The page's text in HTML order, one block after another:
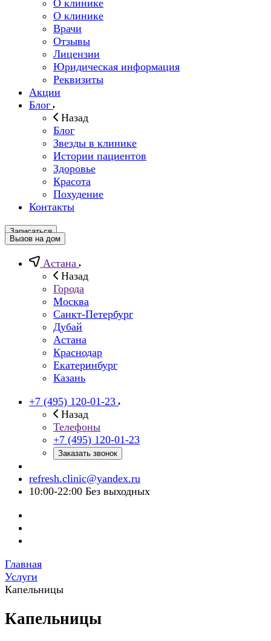
О клинике
О клинике
Врачи
Отзывы
Лицензии
Юридическая информация
Реквизиты
Акции
Блог
Назад
Блог
Звезды в клинике
Истории пациентов
Здоровье
Красота
Похудение
Контакты
Записаться
Вызов на дом
Астана
Назад
Города
Москва
Санкт-Петербург
Дубай
Астана
Краснодар
Екатеринбург
Казань
+7 (495) 120-01-23
Назад
Телефоны
+7 (495) 120-01-23
Заказать звонок
refresh.clinic@yandex.ru
10:00-22:00 Без выходных
Главная
Услуги
Капельницы
Капельницы